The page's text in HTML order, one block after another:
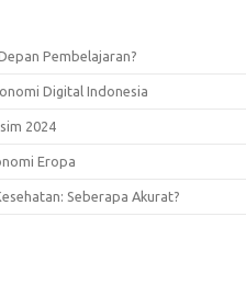
Pembelajaran?
Digital Indonesia
2024
Eropa
Seberapa Akurat?